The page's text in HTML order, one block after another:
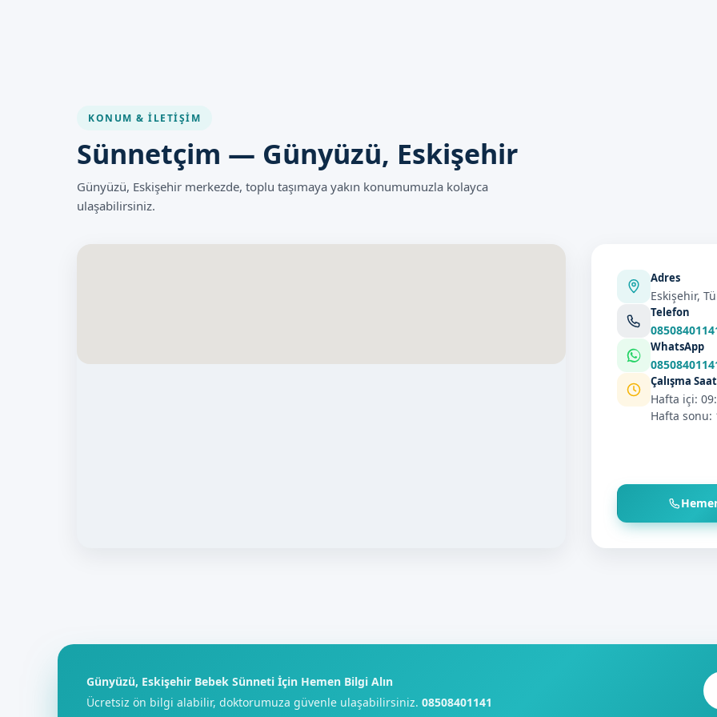
Bebek sünneti sonrası, bebeklerin sağlığı ve güvenliği için dikkat edilmesi gerekenler önemlidir.
Eskişehir Günyüzü'de Sizi Bekliyoruz
kanallarımızdan bize ulaşabilirsiniz.
KONUM & İLETIŞIM
Sünnetçim — Günyüzü, Eskişehir
Günyüzü, Eskişehir merkezde, toplu taşımaya yakın konumumuzla kolayca
ulaşabilirsiniz.
Adres
Eskişehir,
Telefon
WhatsApp
Çalışma
Hafta içi:
Hafta sonu:
Günyüzü, Eskişehir Bebek Sünneti İçin Hemen Bilgi Alın
Ücretsiz ön bilgi alabilir, doktorumuza güvenle ulaşabilirsiniz. 08508401141